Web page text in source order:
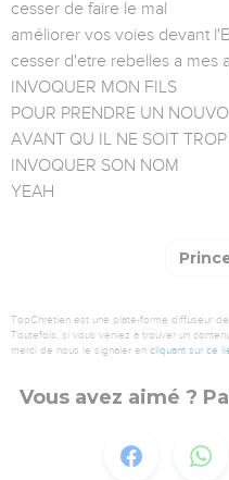
cesser de faire le mal
améliorer vos voies devant
cesser d'etre rebelles a mes
INVOQUER MON FILS
POUR PRENDRE UN
AVANT QU IL NE SOIT
INVOQUER SON NOM
YEAH
TopChrétien est une plate-forme diffuseur
Toutefois, si vous veniez à trouver un
merci de nous le signaler en cliquant sur ce
Vous avez aimé ?